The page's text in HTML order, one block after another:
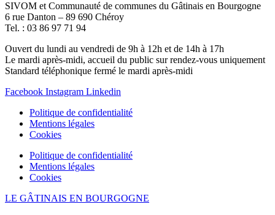
SIVOM et Communauté de communes du Gâtinais en Bourgogne
6 rue Danton – 89 690 Chéroy
Tel. : 03 86 97 71 94
Ouvert du lundi au vendredi de 9h à 12h et de 14h à 17h
Le mardi après-midi, accueil du public sur rendez-vous uniquement
Standard téléphonique fermé le mardi après-midi
Facebook Instagram Linkedin
Politique de confidentialité
Mentions légales
Cookies
Politique de confidentialité
Mentions légales
Cookies
LE GÂTINAIS EN BOURGOGNE